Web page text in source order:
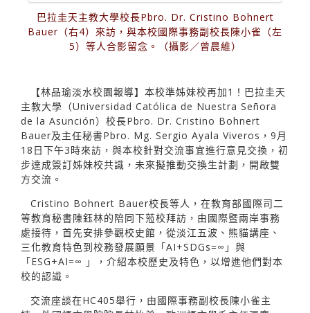
巴拉圭天主教大學校長Pbro. Dr. Cristino Bohnert
Bauer（右4）來訪，與本校國際事務副校長陳小雀（左
5）等人合影留念。（攝影／曾晨維）
【林品瑜淡水校園報導】本校準姊妹校再加1！巴拉圭天
主教大學（Universidad Católica de Nuestra Señora
de la Asunción）校長Pbro. Dr. Cristino Bohnert
Bauer及主任秘書Pbro. Mg. Sergio Ayala Viveros，9月
18日下午3時來訪，與本校針對交流事宜進行意見交換，初
步達成簽訂姊妹校共識，未來擬推動交換生計劃，開啟雙
方交流。
Cristino Bohnert Bauer校長等人，在教育部國際司二
等教育秘書陳鈺林的陪同下蒞校拜訪，由國際暨兩岸事務
處接待，首先安排參觀校史館，從淡江五波、熊貓講座、
三化教育特色到校務發展願景「AI+SDGs=∞」與
「ESG+AI=∞ 」，介紹本校歷史及特色，以增進他們對本
校的認識。
交流座談在HC405舉行，由國際事務副校長陳小雀主